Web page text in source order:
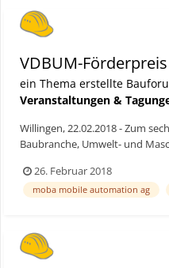
VDBUM-Förderpreis
ein Thema erstellte
Veranstaltungen &
Willingen, 22.02.2018 - Zum
Baubranche, Umwelt- und
Rahmen einer
VDBUM-Seminar in Willingen
26. Februar 2018
moba mobile automation ag